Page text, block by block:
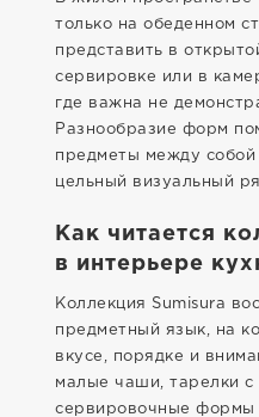
только на обеденном
представить в
сервировке или в
где важна не
Разнообразие форм
предметы между собой
цельный визуальный
Как читается
в интерьере
Коллекция Sumisura
предметный язык, на
вкусе, порядке и
малые чаши, тарелки с
сервировочные формы